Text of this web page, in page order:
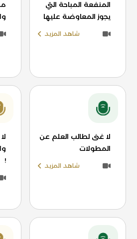
المنفعة المباحة التي
يجوز المعاوضة عليها
شاهد المزيد
لا غنى لطالب العلم عن
المطولات
شاهد المزيد
!